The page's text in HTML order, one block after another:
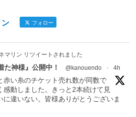
ン フォロー
マリン リツイートされました
た神様』公開中！ @kanouendo · 4h
赤い糸のチケット売れ数が同数で
感動しました。きっと2本続けて見
に違いない。皆様ありがとうございま